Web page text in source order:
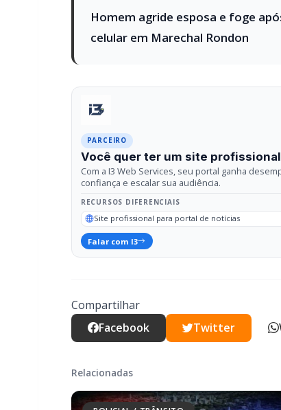
PARCEIRO
confiança e escalar sua audiência.
RECURSOS DIFERENCIAIS
Falar com I3
Compartilhar
Facebook
POLICIAL / TRÂNSITO